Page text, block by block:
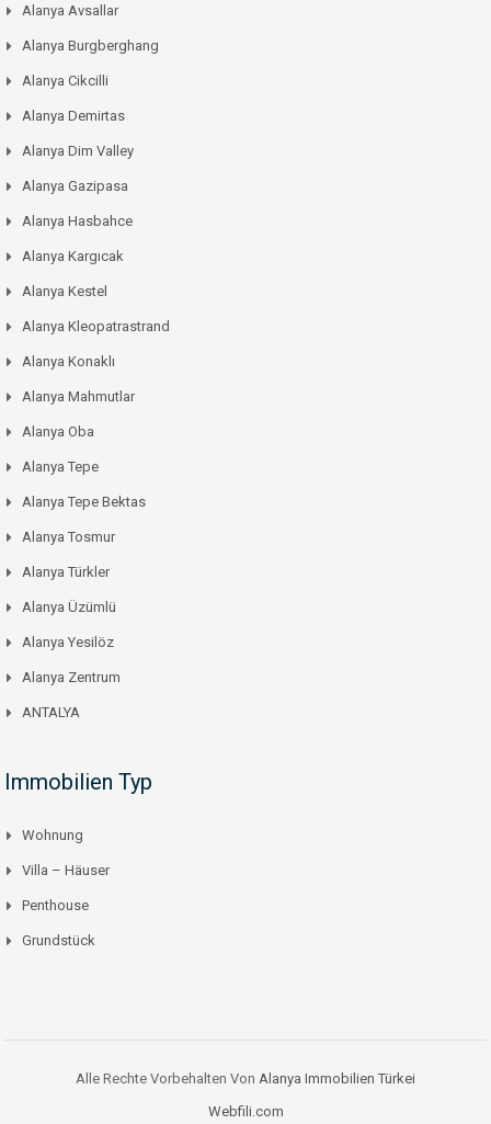
Alanya Avsallar
Alanya Burgberghang
Alanya Cikcilli
Alanya Demirtas
Alanya Dim Valley
Alanya Gazipasa
Alanya Hasbahce
Alanya Kargıcak
Alanya Kestel
Alanya Kleopatrastrand
Alanya Konaklı
Alanya Mahmutlar
Alanya Oba
Alanya Tepe
Alanya Tepe Bektas
Alanya Tosmur
Alanya Türkler
Alanya Üzümlü
Alanya Yesilöz
Alanya Zentrum
ANTALYA
Immobilien Typ
Wohnung
Villa – Häuser
Penthouse
Grundstück
Alle Rechte Vorbehalten Von Alanya Immobilien Türkei
Webfili.com